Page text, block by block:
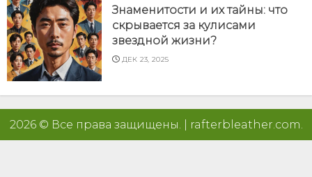
Знаменитости и их тайны: что
скрывается за кулисами
звездной жизни?
ДЕК 23, 2025
2026 © Все права защищены. rafterbleather.com